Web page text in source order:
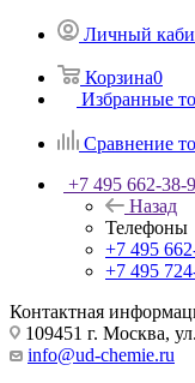
Личный
Корзина0
Избранные
Сравнение
+7 495 662-38-
Назад
Телефоны
+7 495
+7 495
Контактная
109451 г. Москва,
info@ud-chemie.ru